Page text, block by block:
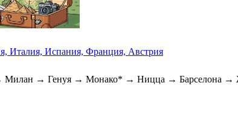
Италия, Испания, Франция, Австрия
→ Генуя → Монако* → Ницца → Барселона